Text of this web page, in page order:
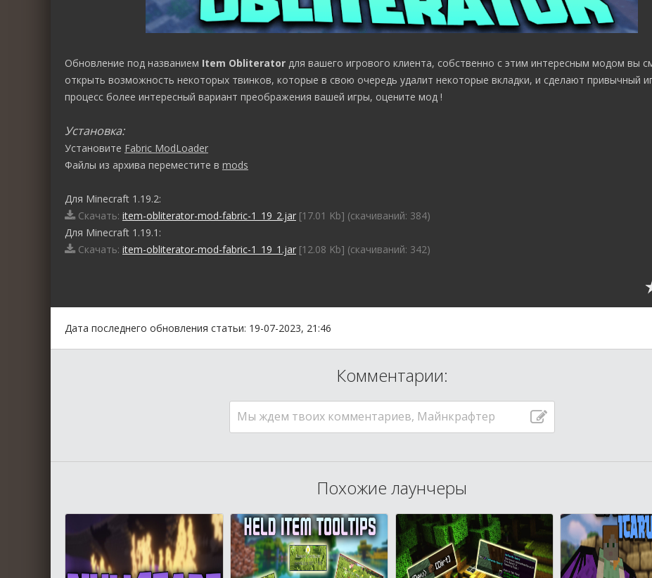
Обновление под названием Item Obliterator для вашего игрового клиента, собственно с этим интересным модом вы
открыть возможность некоторых твинков, которые в свою очередь удалит некоторые вкладки, и сделают привычный
процесс более интересный вариант преображения вашей игры, оцените мод !
Установка:
Установите Fabric ModLoader
Файлы из архива переместите в mods
Для Minecraft 1.19.2:
Скачать: item-obliterator-mod-fabric-1_19_2.jar [17.01 Kb] (cкачиваний: 384)
Для Minecraft 1.19.1:
Скачать: item-obliterator-mod-fabric-1_19_1.jar [12.08 Kb] (cкачиваний: 342)
Дата последнего обновления статьи: 19-07-2023, 21:46
Комментарии:
Мы ждем твоих комментариев, Майнкрафтер
Похожие лаунчеры